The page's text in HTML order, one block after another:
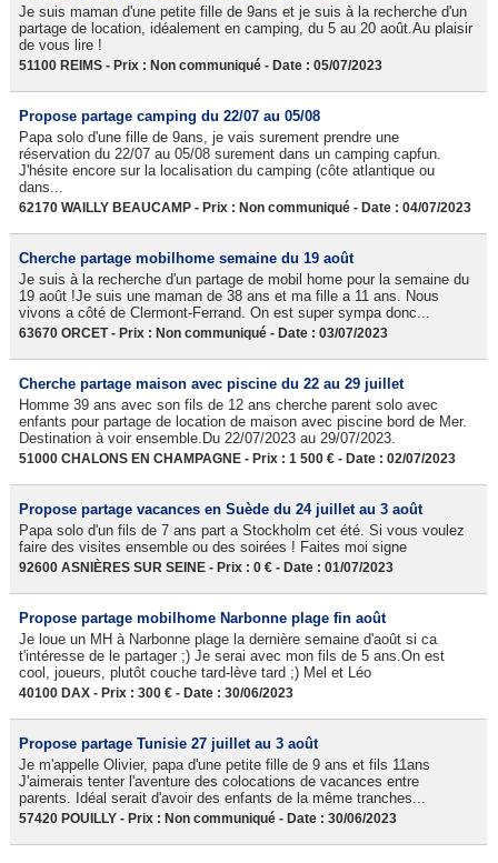
Je suis maman d'une petite fille de 9ans et je suis à la recherche d'un
partage de location, idéalement en camping, du 5 au 20 août.Au plaisir
de vous lire !
51100 REIMS - Prix : Non communiqué - Date : 05/07/2023
Propose partage camping du 22/07 au 05/08
Papa solo d'une fille de 9ans, je vais surement prendre une
réservation du 22/07 au 05/08 surement dans un camping capfun.
J'hésite encore sur la localisation du camping (côte atlantique ou
dans...
62170 WAILLY BEAUCAMP - Prix : Non communiqué - Date : 04/07/2023
Cherche partage mobilhome semaine du 19 août
Je suis à la recherche d'un partage de mobil home pour la semaine du
19 août !Je suis une maman de 38 ans et ma fille a 11 ans. Nous
vivons a côté de Clermont-Ferrand. On est super sympa donc...
63670 ORCET - Prix : Non communiqué - Date : 03/07/2023
Cherche partage maison avec piscine du 22 au 29 juillet
Homme 39 ans avec son fils de 12 ans cherche parent solo avec
enfants pour partage de location de maison avec piscine bord de Mer.
Destination à voir ensemble.Du 22/07/2023 au 29/07/2023.
51000 CHALONS EN CHAMPAGNE - Prix : 1 500 € - Date : 02/07/2023
Propose partage vacances en Suède du 24 juillet au 3 août
Papa solo d'un fils de 7 ans part a Stockholm cet été. Si vous voulez
faire des visites ensemble ou des soirées ! Faites moi signe
92600 ASNIÈRES SUR SEINE - Prix : 0 € - Date : 01/07/2023
Propose partage mobilhome Narbonne plage fin août
Je loue un MH à Narbonne plage la dernière semaine d'août si ca
t'intéresse de le partager ;) Je serai avec mon fils de 5 ans.On est
cool, joueurs, plutôt couche tard-lève tard ;) Mel et Léo
40100 DAX - Prix : 300 € - Date : 30/06/2023
Propose partage Tunisie 27 juillet au 3 août
Je m'appelle Olivier, papa d'une petite fille de 9 ans et fils 11ans
J'aimerais tenter l'aventure des colocations de vacances entre
parents. Idéal serait d'avoir des enfants de la même tranches...
57420 POUILLY - Prix : Non communiqué - Date : 30/06/2023